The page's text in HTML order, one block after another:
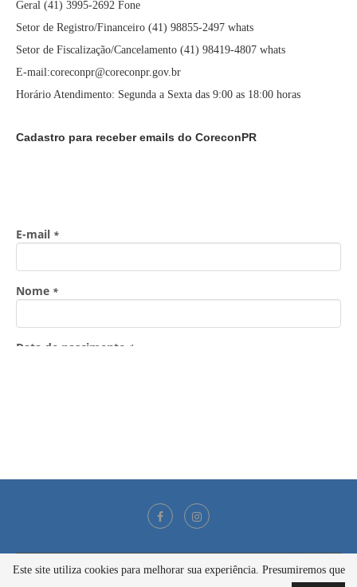
Geral (41) 3995-2692 Fone
Setor de Registro/Financeiro (41) 98855-2497 whats
Setor de Fiscalização/Cancelamento (41) 98419-4807 whats
E-mail:coreconpr@coreconpr.gov.br
Horário Atendimento: Segunda a Sexta das 9:00 as 18:00 horas
Cadastro para receber emails do CoreconPR
@2021 - Todos os direitos reservados
Este site utiliza cookies para melhorar sua experiência. Presumiremos que